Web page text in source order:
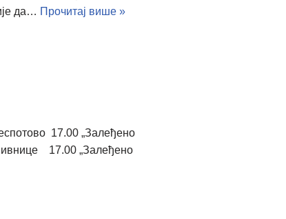
да… Прочитај више »
17.00 „Залеђено
17.00 „Залеђено